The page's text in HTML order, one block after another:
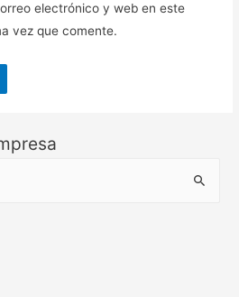
electrónico y web en este
vez que comente.